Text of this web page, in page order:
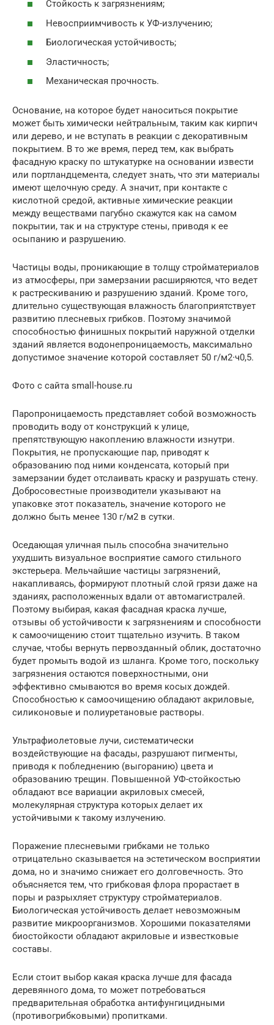
Стойкость к загрязнениям;
Невосприимчивость к УФ-излучению;
Биологическая устойчивость;
Эластичность;
Механическая прочность.
Основание, на которое будет наноситься покрытие
может быть химически нейтральным, таким как кирпич
или дерево, и не вступать в реакции с декоративным
покрытием. В то же время, перед тем, как выбрать
фасадную краску по штукатурке на основании извести
или портландцемента, следует знать, что эти материалы
имеют щелочную среду. А значит, при контакте с
кислотной средой, активные химические реакции
между веществами пагубно скажутся как на самом
покрытии, так и на структуре стены, приводя к ее
осыпанию и разрушению.
Частицы воды, проникающие в толщу стройматериалов
из атмосферы, при замерзании расширяются, что ведет
к растрескиванию и разрушению зданий. Кроме того,
длительно существующая влажность благоприятствует
развитию плесневых грибков. Поэтому значимой
способностью финишных покрытий наружной отделки
зданий является водонепроницаемость, максимально
допустимое значение которой составляет 50 г/м2∙ч0,5.
Фото с сайта small-house.ru
Паропроницаемость представляет собой возможность
проводить воду от конструкций к улице,
препятствующую накоплению влажности изнутри.
Покрытия, не пропускающие пар, приводят к
образованию под ними конденсата, который при
замерзании будет отслаивать краску и разрушать стену.
Добросовестные производители указывают на
упаковке этот показатель, значение которого не
должно быть менее 130 г/м2 в сутки.
Оседающая уличная пыль способна значительно
ухудшить визуальное восприятие самого стильного
экстерьера. Мельчайшие частицы загрязнений,
накапливаясь, формируют плотный слой грязи даже на
зданиях, расположенных вдали от автомагистралей.
Поэтому выбирая, какая фасадная краска лучше,
отзывы об устойчивости к загрязнениям и способности
к самоочищению стоит тщательно изучить. В таком
случае, чтобы вернуть первозданный облик, достаточно
будет промыть водой из шланга. Кроме того, поскольку
загрязнения остаются поверхностными, они
эффективно смываются во время косых дождей.
Способностью к самоочищению обладают акриловые,
силиконовые и полиуретановые растворы.
Ультрафиолетовые лучи, систематически
воздействующие на фасады, разрушают пигменты,
приводя к побледнению (выгоранию) цвета и
образованию трещин. Повышенной УФ-стойкостью
обладают все вариации акриловых смесей,
молекулярная структура которых делает их
устойчивыми к такому излучению.
Поражение плесневыми грибками не только
отрицательно сказывается на эстетическом восприятии
дома, но и значимо снижает его долговечность. Это
объясняется тем, что грибковая флора прорастает в
поры и разрыхляет структуру стройматериалов.
Биологическая устойчивость делает невозможным
развитие микроорганизмов. Хорошими показателями
биостойкости обладают акриловые и известковые
составы.
Если стоит выбор какая краска лучше для фасада
деревянного дома, то может потребоваться
предварительная обработка антифунгицидными
(противогрибковыми) пропитками.